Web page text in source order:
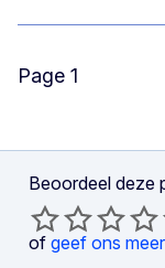
Page 1
Beoordeel deze
of geef ons